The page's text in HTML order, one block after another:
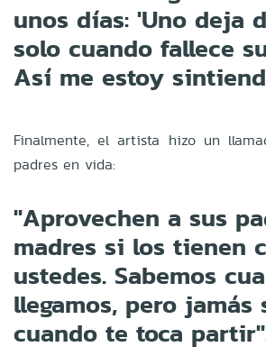
unos días: 'Uno deja
solo cuando fallece
Así me estoy
Finalmente, el artista hizo un
padres en vida:
"Aprovechen a sus
madres si los tienen
ustedes. Sabemos
llegamos, pero jamás
cuando te toca